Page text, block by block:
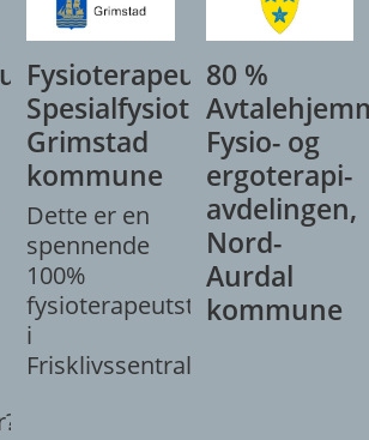
Fysioterapeut/
Spesialfysioterapeut,
Grimstad
kommune
Dette er en
spennende
100%
fysioterapeutstilling
i
Frisklivssentralen.
80 %
Fysio- og
ergoterapi-
avdelingen,
Nord-
Aurdal
kommune